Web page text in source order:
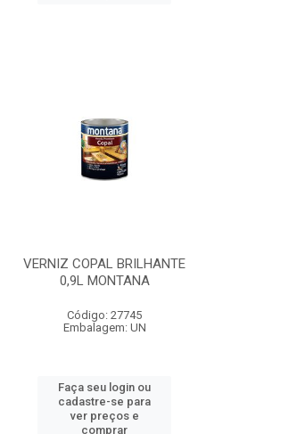
VERNIZ COPAL BRILHANTE
0,9L MONTANA
Código: 27745
Embalagem: UN
Faça seu login ou
cadastre-se para
ver preços e
comprar